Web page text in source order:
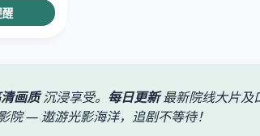
醒
画质沉浸享受。 每日更新最新院线大片及
院 — 遨游光影海洋，追剧不等待！